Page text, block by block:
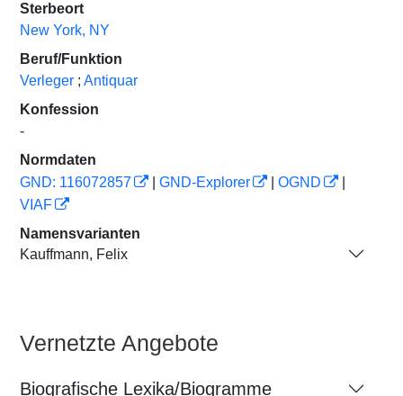
Sterbeort
New York, NY
Beruf/Funktion
Verleger ; Antiquar
Konfession
-
Normdaten
GND: 116072857
GND-Explorer OGND
VIAF
Namensvarianten
Kauffmann, Felix
Vernetzte Angebote
Biografische Lexika/Biogramme